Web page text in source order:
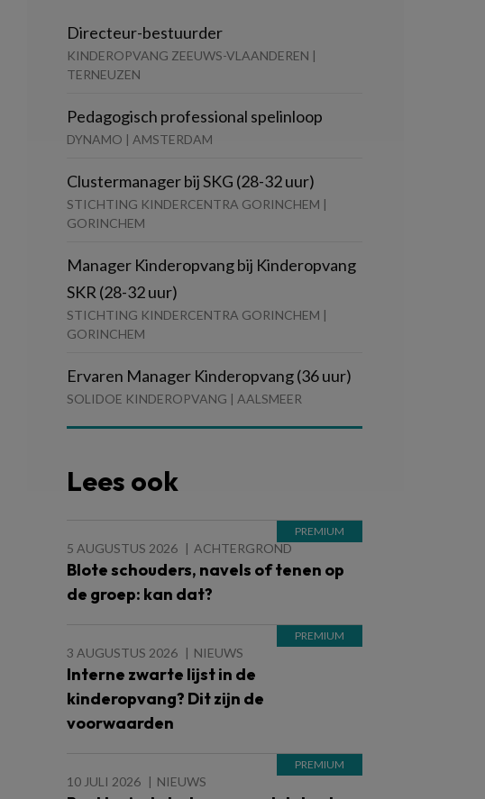
Directeur-bestuurder
KINDEROPVANG ZEEUWS-VLAANDEREN |
TERNEUZEN
Pedagogisch professional spelinloop
DYNAMO | AMSTERDAM
Clustermanager bij SKG (28-32 uur)
STICHTING KINDERCENTRA GORINCHEM |
GORINCHEM
Manager Kinderopvang bij Kinderopvang
SKR (28-32 uur)
STICHTING KINDERCENTRA GORINCHEM |
GORINCHEM
Ervaren Manager Kinderopvang (36 uur)
SOLIDOE KINDEROPVANG | AALSMEER
Lees ook
5 AUGUSTUS 2026 ACHTERGROND
Blote schouders, navels of tenen op
de groep: kan dat?
3 AUGUSTUS 2026 NIEUWS
Interne zwarte lijst in de
kinderopvang? Dit zijn de
voorwaarden
10 JULI 2026 NIEUWS